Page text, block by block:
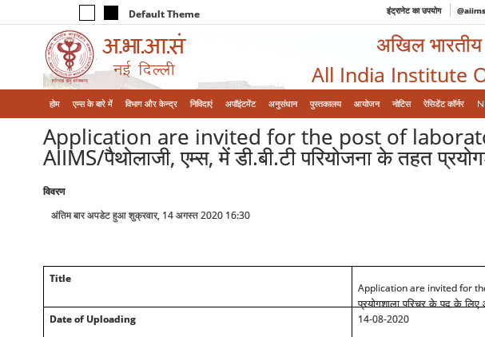
Default Theme इंट्रानेट का उपयोग
अखिल भारतीय
All India Institute
होम एम्‍स के बारे में विभाग और केन्‍द्र निविदाएं अपॉइंटमेंट अनुसंधान पुस्तकालय आयोजन नोटिस रेसिडेंट कॉर्नर
Application are invited for the post of
AIIMS/पैथोलाजी, एम्स, में डी.बी.टी परियोजना के तहत
विवरण
अंतिम बार अपडेट हुआ शुक्रवार, 14 अगस्त 2020 16:30
Title
Application are invited for
प्रयोगशाला परिचर के पद के
Date of Uploading 14-08-2020